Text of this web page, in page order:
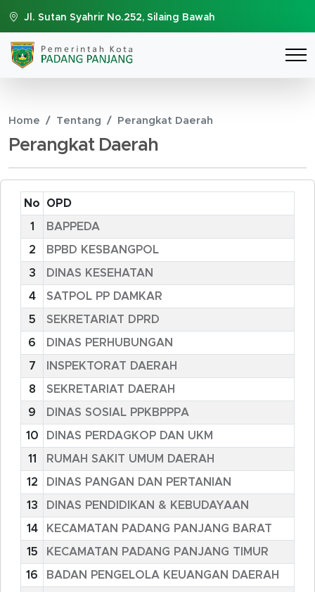
Jl. Sutan Syahrir No.252, Silaing Bawah
Home Tentang Perangkat Daerah
Perangkat Daerah
No OPD
1 BAPPEDA
2 BPBD KESBANGPOL
3 DINAS KESEHATAN
4 SATPOL PP DAMKAR
5 SEKRETARIAT DPRD
6 DINAS PERHUBUNGAN
7 INSPEKTORAT DAERAH
8 SEKRETARIAT DAERAH
9 DINAS SOSIAL PPKBPPPA
10 DINAS PERDAGKOP DAN UKM
11 RUMAH SAKIT UMUM DAERAH
12 DINAS PANGAN DAN PERTANIAN
13 DINAS PENDIDIKAN & KEBUDAYAAN
14 KECAMATAN PADANG PANJANG BARAT
15 KECAMATAN PADANG PANJANG TIMUR
16 BADAN PENGELOLA KEUANGAN DAERAH